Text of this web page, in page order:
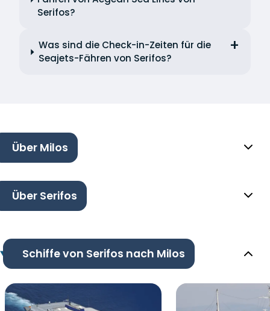
Serifos?
Was sind die Check-in-Zeiten für die
Seajets-Fähren von Serifos?
Über Milos
Über Serifos
Schiffe von Serifos nach Milos